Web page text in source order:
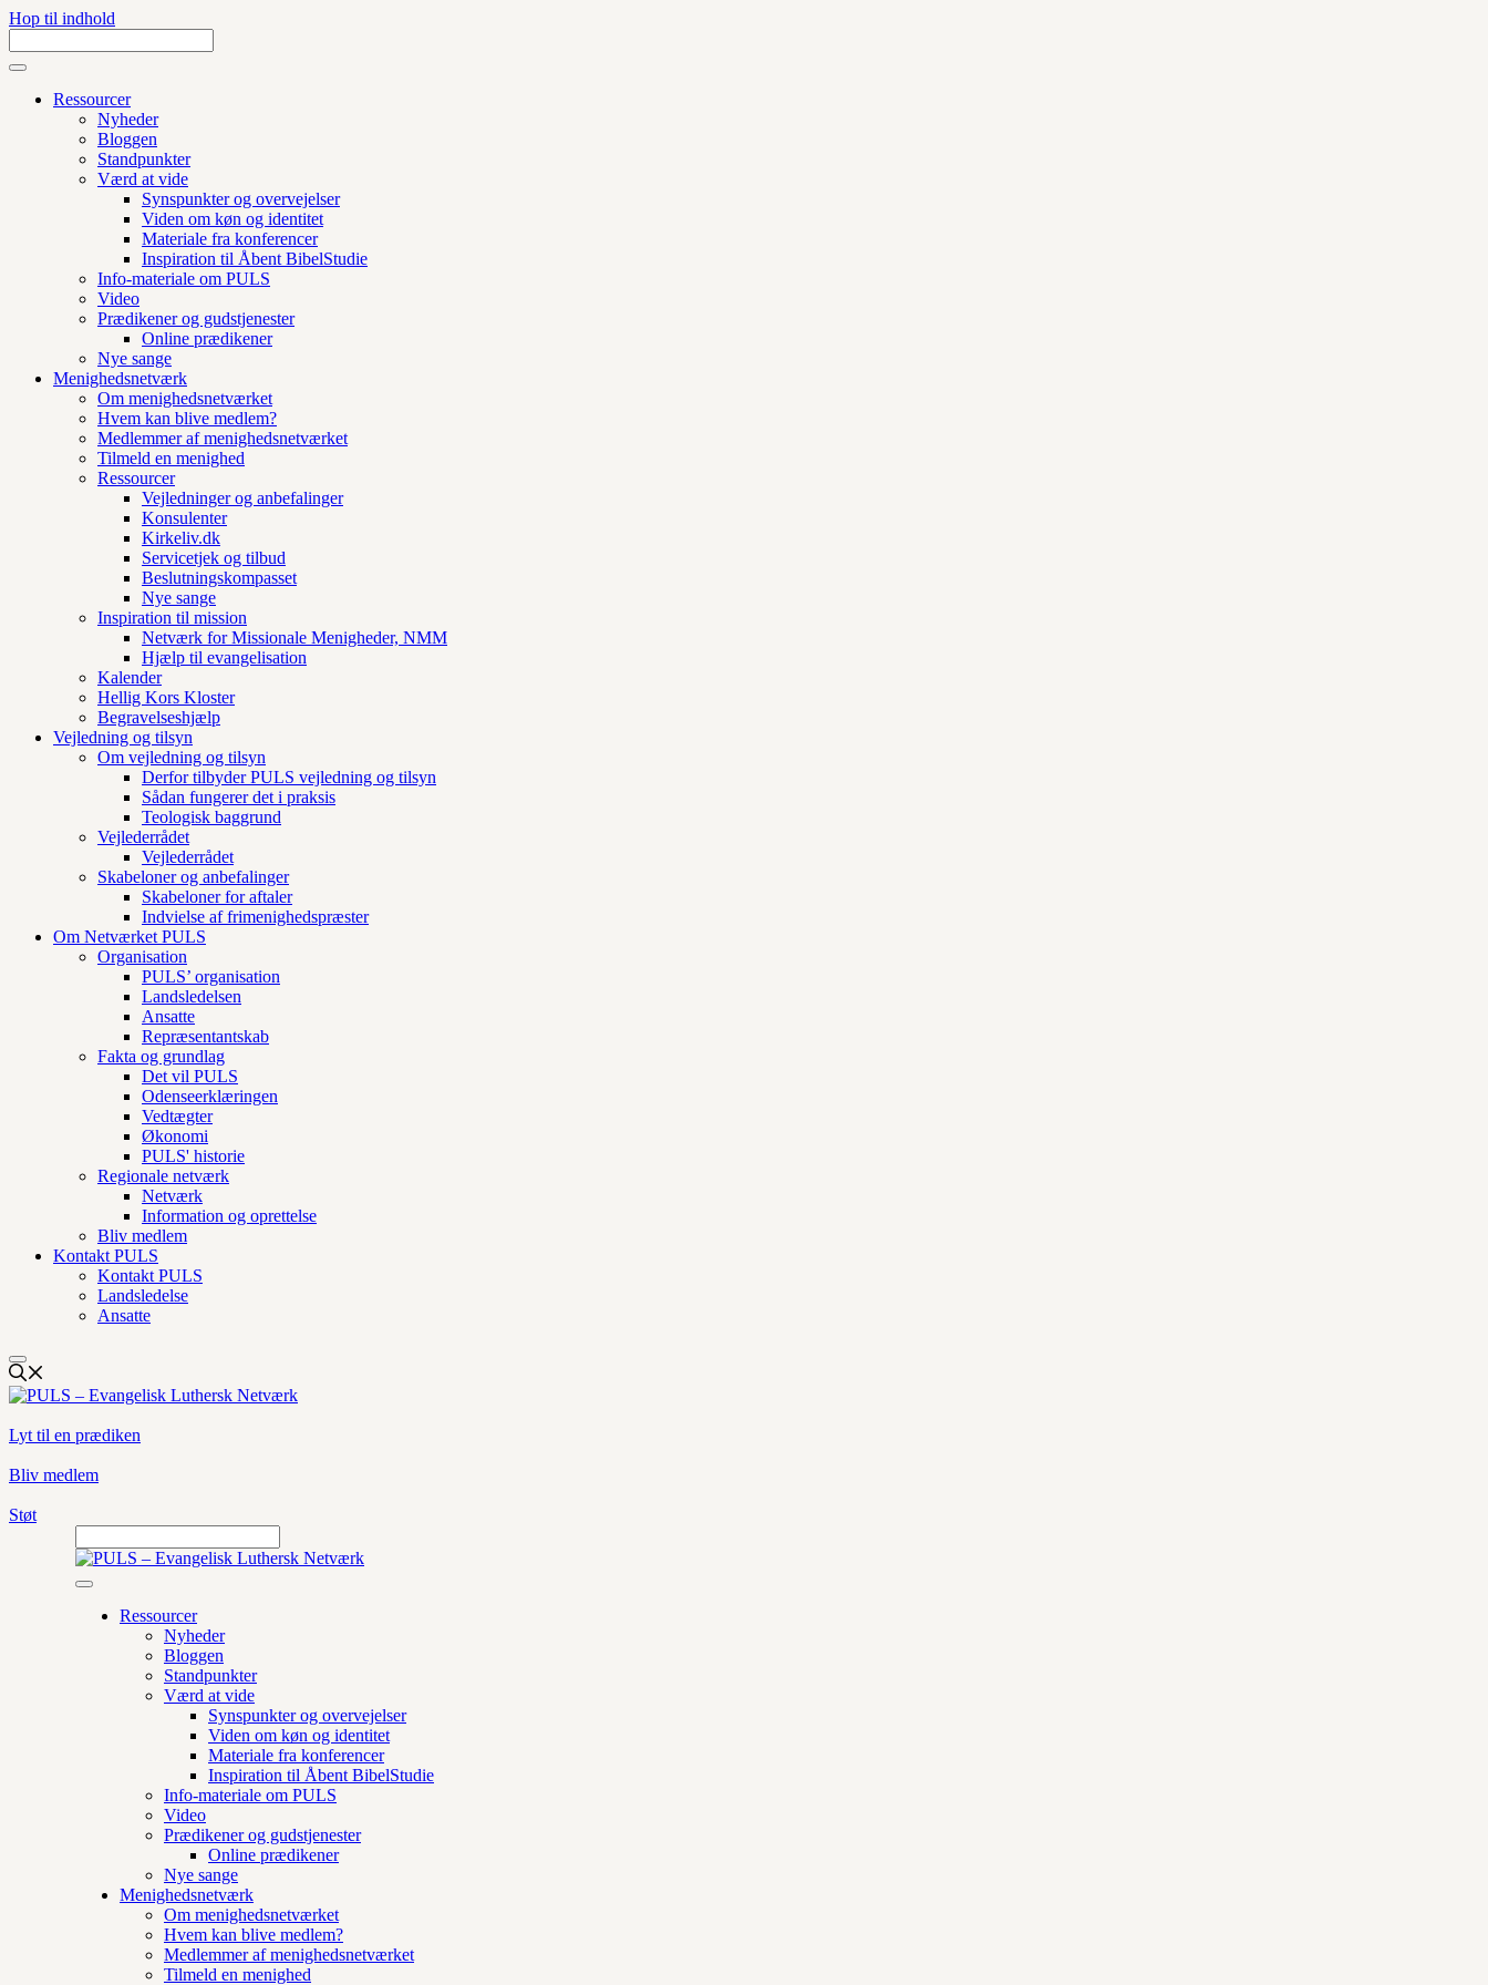
Hop til indhold
Ressourcer
Nyheder
Bloggen
Standpunkter
Værd at vide
Synspunkter og overvejelser
Viden om køn og identitet
Materiale fra konferencer
Inspiration til Åbent BibelStudie
Info-materiale om PULS
Video
Prædikener og gudstjenester
Online prædikener
Nye sange
Menighedsnetværk
Om menighedsnetværket
Hvem kan blive medlem?
Medlemmer af menighedsnetværket
Tilmeld en menighed
Ressourcer
Vejledninger og anbefalinger
Konsulenter
Kirkeliv.dk
Servicetjek og tilbud
Beslutningskompasset
Nye sange
Inspiration til mission
Netværk for Missionale Menigheder, NMM
Hjælp til evangelisation
Kalender
Hellig Kors Kloster
Begravelseshjælp
Vejledning og tilsyn
Om vejledning og tilsyn
Derfor tilbyder PULS vejledning og tilsyn
Sådan fungerer det i praksis
Teologisk baggrund
Vejlederrådet
Vejlederrådet
Skabeloner og anbefalinger
Skabeloner for aftaler
Indvielse af frimenighedspræster
Om Netværket PULS
Organisation
PULS’ organisation
Landsledelsen
Ansatte
Repræsentantskab
Fakta og grundlag
Det vil PULS
Odenseerklæringen
Vedtægter
Økonomi
PULS' historie
Regionale netværk
Netværk
Information og oprettelse
Bliv medlem
Kontakt PULS
Kontakt PULS
Landsledelse
Ansatte
Lyt til en prædiken
Bliv medlem
Støt
Ressourcer
Nyheder
Bloggen
Standpunkter
Værd at vide
Synspunkter og overvejelser
Viden om køn og identitet
Materiale fra konferencer
Inspiration til Åbent BibelStudie
Info-materiale om PULS
Video
Prædikener og gudstjenester
Online prædikener
Nye sange
Menighedsnetværk
Om menighedsnetværket
Hvem kan blive medlem?
Medlemmer af menighedsnetværket
Tilmeld en menighed